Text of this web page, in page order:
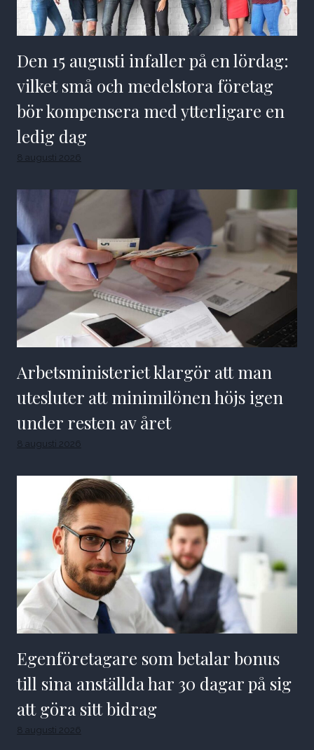
Den 15 augusti infaller på en lördag:
vilket små och medelstora företag
bör kompensera med ytterligare en
ledig dag
8 augusti 2026
Arbetsministeriet klargör att man
utesluter att minimilönen höjs igen
under resten av året
8 augusti 2026
Egenföretagare som betalar bonus
till sina anställda har 30 dagar på sig
att göra sitt bidrag
8 augusti 2026